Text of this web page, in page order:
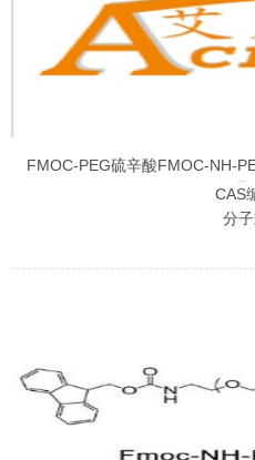
FMOC-PEG硫辛酸FMOC-NH-
acid,FMOC-
CAS
分